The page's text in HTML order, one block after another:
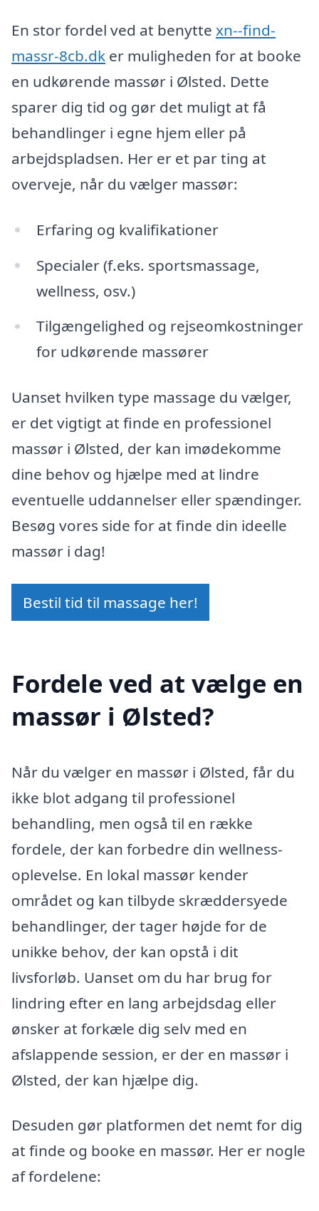
En stor fordel ved at benytte xn--find-
massr-8cb.dk er muligheden for at booke
en udkørende massør i Ølsted. Dette
sparer dig tid og gør det muligt at få
behandlinger i egne hjem eller på
arbejdspladsen. Her er et par ting at
overveje, når du vælger massør:
Erfaring og kvalifikationer
Specialer (f.eks. sportsmassage,
wellness, osv.)
Tilgængelighed og rejseomkostninger
for udkørende massører
Uanset hvilken type massage du vælger,
er det vigtigt at finde en professionel
massør i Ølsted, der kan imødekomme
dine behov og hjælpe med at lindre
eventuelle uddannelser eller spændinger.
Besøg vores side for at finde din ideelle
massør i dag!
Bestil tid til massage her!
Fordele ved at vælge en
massør i Ølsted?
Når du vælger en massør i Ølsted, får du
ikke blot adgang til professionel
behandling, men også til en række
fordele, der kan forbedre din wellness-
oplevelse. En lokal massør kender
området og kan tilbyde skræddersyede
behandlinger, der tager højde for de
unikke behov, der kan opstå i dit
livsforløb. Uanset om du har brug for
lindring efter en lang arbejdsdag eller
ønsker at forkæle dig selv med en
afslappende session, er der en massør i
Ølsted, der kan hjælpe dig.
Desuden gør platformen det nemt for dig
at finde og booke en massør. Her er nogle
af fordelene: